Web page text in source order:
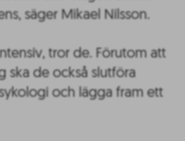
säger Mikael Nilsson.
tror de. Förutom att
ska de också slutföra
och lägga fram ett